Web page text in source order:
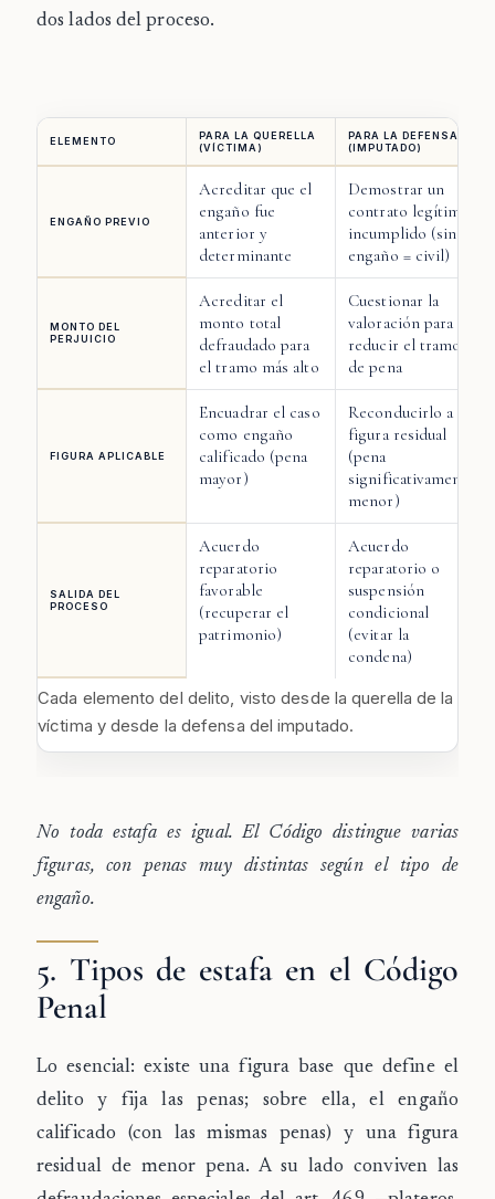
dos lados del proceso.
Cada elemento del delito, visto desde la querella de la
víctima y desde la defensa del imputado.
ELEMENTO
PARA LA QUERELLA
(VÍCTIMA)
PARA LA DEFENSA
(IMPUTADO)
ENGAÑO PREVIO
Acreditar que el
engaño fue
anterior y
determinante
Demostrar un
contrato legítimo
incumplido (sin
engaño = civil)
MONTO DEL
PERJUICIO
Acreditar el
monto total
defraudado para
el tramo más alto
Cuestionar la
valoración para
reducir el tramo
de pena
FIGURA APLICABLE
Encuadrar el caso
como engaño
calificado (pena
mayor)
Reconducirlo a la
figura residual
(pena
significativamente
menor)
SALIDA DEL
PROCESO
Acuerdo
reparatorio
favorable
(recuperar el
patrimonio)
Acuerdo
reparatorio o
suspensión
condicional
(evitar la
condena)
No toda estafa es igual. El Código distingue varias
figuras, con penas muy distintas según el tipo de
engaño.
5. Tipos de estafa en el Código
Penal
Lo esencial: existe una figura base que define el
delito y fija las penas; sobre ella, el engaño
calificado (con las mismas penas) y una figura
residual de menor pena. A su lado conviven las